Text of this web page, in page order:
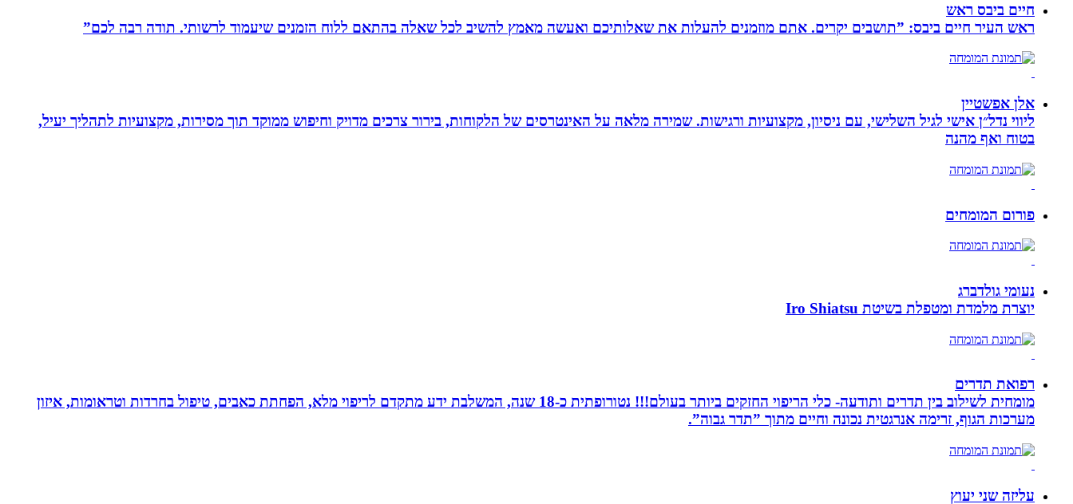
חיים ביבס ראש
ראש העיר חיים ביבס: ”תושבים יקרים. אתם מוזמנים להעלות את שאלותיכם ואעשה מאמץ להשיב לכל שאלה בהתאם ללוח הזמנים שיעמוד לרשותי. תודה רבה לכם”
אלן אפשטיין
ליווי נדל״ן אישי לגיל השלישי, עם ניסיון, מקצועיות ורגישות. שמירה מלאה על האינטרסים של הלקוחות, בירור צרכים מדויק וחיפוש ממוקד תוך מסירות, מקצועיות לתהליך יעיל,
בטוח ואף מהנה
פורום המומחים
נעומי גולדברג
יוצרת מלמדת ומטפלת בשיטת Iro Shiatsu
רפואת תדרים
מומחית לשילוב בין תדרים ותודעה- כלי הריפוי החזקים ביותר בעולם!!! נטורופתית כ-18 שנה, המשלבת ידע מתקדם לריפוי מלא, הפחתת כאבים, טיפול בחרדות וטראומות, איזון
מערכות הגוף, זרימה אנרגטית נכונה וחיים מתוך ”תדר גבוה”.
עליזה שני יעוץ